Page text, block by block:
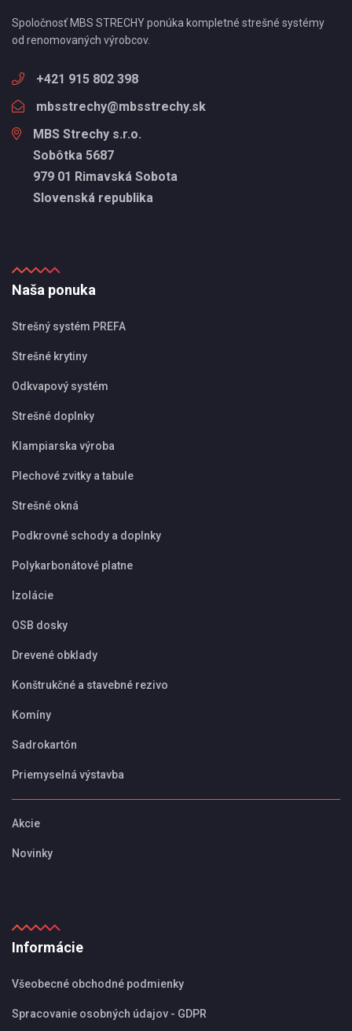
Spoločnosť MBS STRECHY ponúka kompletné strešné systémy
od renomovaných výrobcov.
+421 915 802 398
mbsstrechy@mbsstrechy.sk
MBS Strechy s.r.o.
Sobôtka 5687
979 01 Rimavská Sobota
Slovenská republika
Naša ponuka
Strešný systém PREFA
Strešné krytiny
Odkvapový systém
Strešné doplnky
Klampiarska výroba
Plechové zvitky a tabule
Strešné okná
Podkrovné schody a doplnky
Polykarbonátové platne
Izolácie
OSB dosky
Drevené obklady
Konštrukčné a stavebné rezivo
Komíny
Sadrokartón
Priemyselná výstavba
Akcie
Novinky
Informácie
Všeobecné obchodné podmienky
Spracovanie osobných údajov - GDPR